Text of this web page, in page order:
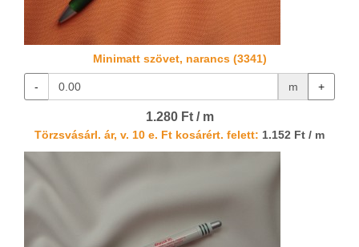
Minimatt szövet, narancs (3341)
- m +
1.280 Ft / m
Törzsvásárl. ár, v. 10 e. Ft kosárért. felett: 1.152 Ft / m